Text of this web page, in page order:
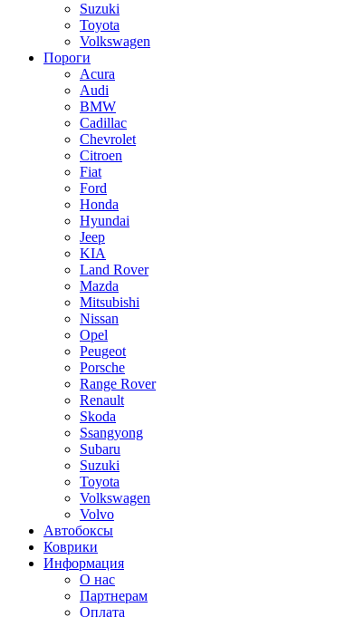
Suzuki
Toyota
Volkswagen
Пороги
Acura
Audi
BMW
Cadillac
Chevrolet
Citroen
Fiat
Ford
Honda
Hyundai
Jeep
KIA
Land Rover
Mazda
Mitsubishi
Nissan
Opel
Peugeot
Porsche
Range Rover
Renault
Skoda
Ssangyong
Subaru
Suzuki
Toyota
Volkswagen
Volvo
Автобоксы
Коврики
Информация
О нас
Партнерам
Оплата